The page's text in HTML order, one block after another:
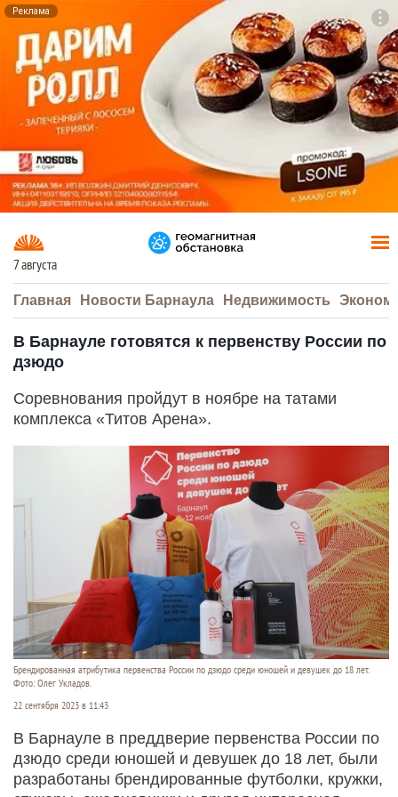
Реклама
7 августа
Главная Новости Барнаула Недвижимость
В Барнауле готовятся к первенству России по
дзюдо
Соревнования пройдут в ноябре на татами
комплекса «Титов Арена».
Брендированная атрибутика первенства России по дзюдо среди юношей и девушек до 18 лет.
Фото: Олег Укладов.
22 сентября 2023 в 11:43
В Барнауле в преддверие первенства России по
дзюдо среди юношей и девушек до 18 лет, были
разработаны брендированные футболки, кружки,